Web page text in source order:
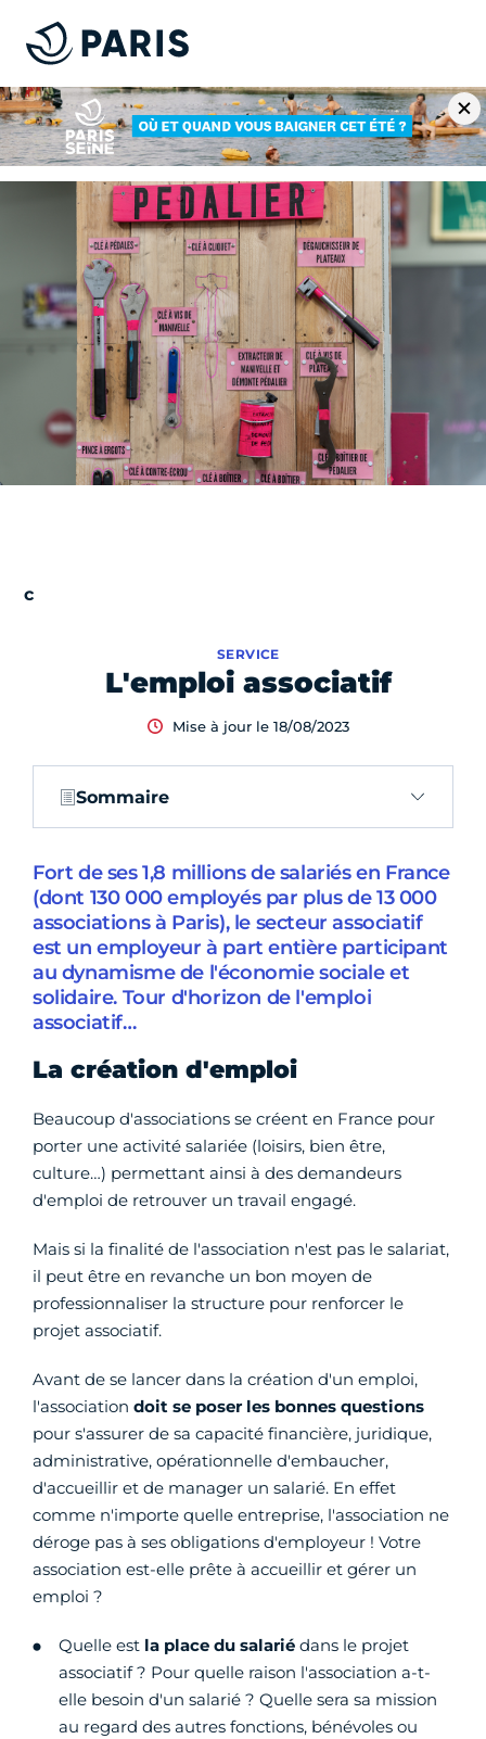
L'emploi associatif
SERVICE
Mise à jour le 18/08/2023
Sommaire
Fort de ses 1,8 millions de salariés en France
(dont 130 000 employés par plus de 13 000
associations à Paris), le secteur associatif
est un employeur à part entière participant
au dynamisme de l'économie sociale et
solidaire. Tour d'horizon de l'emploi
associatif…
La création d'emploi
Beaucoup d'associations se créent en France pour
porter une activité salariée (loisirs, bien être,
culture…) permettant ainsi à des demandeurs
d'emploi de retrouver un travail engagé.
Mais si la finalité de l'association n'est pas le salariat,
il peut être en revanche un bon moyen de
professionnaliser la structure pour renforcer le
projet associatif.
Avant de se lancer dans la création d'un emploi,
l'association doit se poser les bonnes questions
pour s'assurer de sa capacité financière, juridique,
administrative, opérationnelle d'embaucher,
d'accueillir et de manager un salarié. En effet
comme n'importe quelle entreprise, l'association ne
déroge pas à ses obligations d'employeur ! Votre
association est-elle prête à accueillir et gérer un
emploi ?
Quelle est la place du salarié dans le projet
associatif ? Pour quelle raison l'association a-t-
elle besoin d'un salarié ? Quelle sera sa mission
au regard des autres fonctions, bénévoles ou